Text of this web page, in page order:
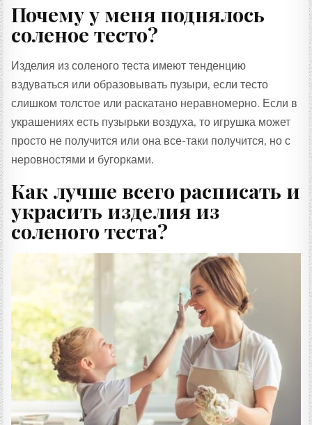
Почему у меня поднялось
соленое тесто?
Изделия из соленого теста имеют тенденцию
вздуваться или образовывать пузыри, если тесто
слишком толстое или раскатано неравномерно. Если в
украшениях есть пузырьки воздуха, то игрушка может
просто не получится или она все-таки получится, но с
неровностями и бугорками.
Как лучше всего расписать и
украсить изделия из
соленого теста?